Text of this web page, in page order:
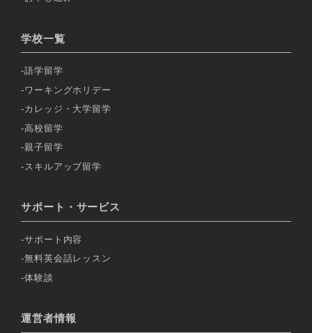
学校一覧
語学留学
ワーキングホリデー
カレッジ・大学留学
高校留学
親子留学
スキルアップ留学
サポート・サービス
サポート内容
無料英会話レッスン
体験談
運営者情報